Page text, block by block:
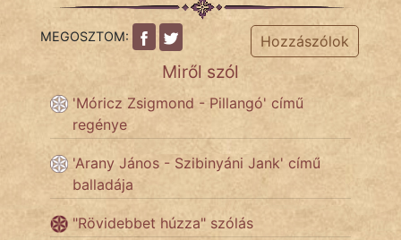
MEGOSZTOM: Hozzászólok
Miről szól
'Móricz Zsigmond - Pillangó' című
regénye
'Arany János - Szibinyáni Jank' című
balladája
"Rövidebbet húzza" szólás